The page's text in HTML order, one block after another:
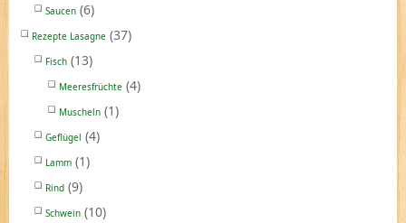
Saucen (6)
Rezepte Lasagne (37)
Fisch (13)
Meeresfrüchte (4)
Muscheln (1)
Geflügel (4)
Lamm (1)
Rind (9)
Schwein (10)